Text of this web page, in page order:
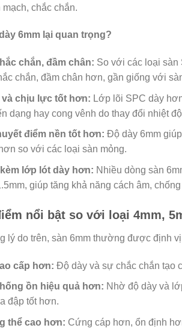
mạch, chắc chắn.
6mm lại quan trọng?
chắn, đầm chân: So với các loại sàn
chắn, đầm chân hơn, gần giống với
chịu lực tốt hơn: Lớp lõi SPC dày
dạng hay cong vênh do thay đổi nhiệt
điểm nền tốt hơn: Độ dày 6mm
so với các loại sàn mỏng.
lớp lót dày hơn: Nhiều dòng sàn
giúp tăng khả năng cách âm,
nổi bật so với loại 4mm,
lý do trên, sàn 6mm thường được định
cấp hơn: Độ dày và sự chắc chắn tạo
ồn hiệu quả hơn: Nhờ độ dày và
đập tốt hơn.
thể cao hơn: Cứng cáp hơn, ổn định